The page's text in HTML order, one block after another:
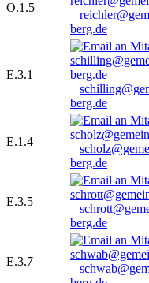
O.1.5
berg.de
E.3.1
berg.de
E.1.4
berg.de
E.3.5
berg.de
E.3.7